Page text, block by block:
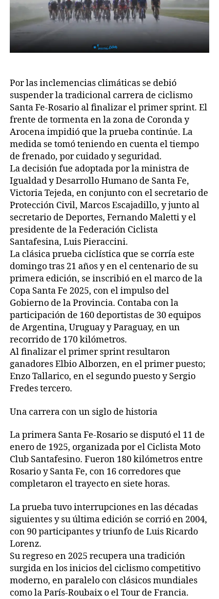
Por las inclemencias climáticas se debió
suspender la tradicional carrera de ciclismo
Santa Fe-Rosario al finalizar el primer sprint. El
frente de tormenta en la zona de Coronda y
Arocena impidió que la prueba continúe. La
medida se tomó teniendo en cuenta el tiempo
de frenado, por cuidado y seguridad.
La decisión fue adoptada por la ministra de
Igualdad y Desarrollo Humano de Santa Fe,
Victoria Tejeda, en conjunto con el secretario de
Protección Civil, Marcos Escajadillo, y junto al
secretario de Deportes, Fernando Maletti y el
presidente de la Federación Ciclista
Santafesina, Luis Pieraccini.
La clásica prueba ciclística que se corría este
domingo tras 21 años y en el centenario de su
primera edición, se inscribió en el marco de la
Copa Santa Fe 2025, con el impulso del
Gobierno de la Provincia. Contaba con la
participación de 160 deportistas de 30 equipos
de Argentina, Uruguay y Paraguay, en un
recorrido de 170 kilómetros.
Al finalizar el primer sprint resultaron
ganadores Elbio Alborzen, en el primer puesto;
Enzo Tallarico, en el segundo puesto y Sergio
Fredes tercero.
Una carrera con un siglo de historia
La primera Santa Fe-Rosario se disputó el 11 de
enero de 1925, organizada por el Ciclista Moto
Club Santafesino. Fueron 180 kilómetros entre
Rosario y Santa Fe, con 16 corredores que
completaron el trayecto en siete horas.
La prueba tuvo interrupciones en las décadas
siguientes y su última edición se corrió en 2004,
con 90 participantes y triunfo de Luis Ricardo
Lorenz.
Su regreso en 2025 recupera una tradición
surgida en los inicios del ciclismo competitivo
moderno, en paralelo con clásicos mundiales
como la París-Roubaix o el Tour de Francia.